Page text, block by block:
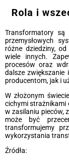
Rola i
Transformatory są
przemysłowych
różne dziedziny,
wiele innych.
procesów oraz
dalsze zwiększanie
producentom, jak i
W złożonym
cichymi strażnikami
w zasilaniu pieców,
może być
transformujemy
wykorzystania
Źródła: